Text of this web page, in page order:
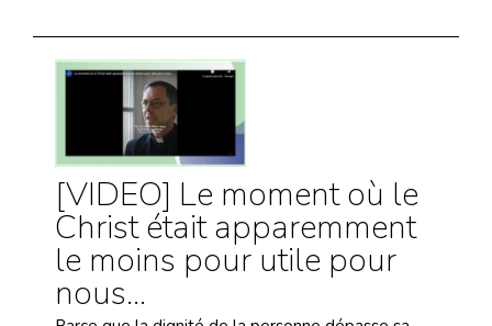
[VIDEO] Le moment où le
Christ était apparemment
le moins pour utile pour
nous...